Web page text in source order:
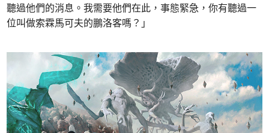
聽過他們的消息。我需要他們在此，事態緊急，你有聽過一
位叫做索霖馬可夫的鵬洛客嗎？」